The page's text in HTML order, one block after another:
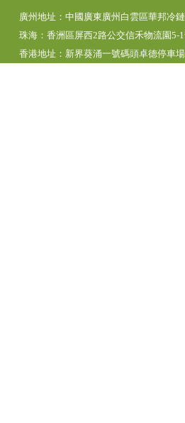
廣州地址：中國廣東廣州白雲區華邦冷
珠海：香洲區屏西2路公交信禾物流園5-
香港地址：新界葵涌一號碼頭卓德停車